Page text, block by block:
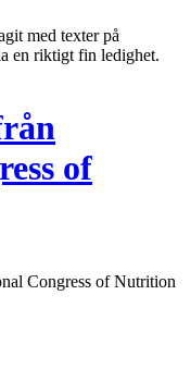
med texter på
en riktigt fin ledighet.
of
Congress of Nutrition